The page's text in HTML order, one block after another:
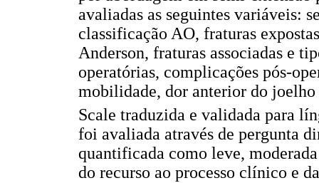
avaliadas as seguintes variáveis:
classificação AO, fraturas
Anderson, fraturas associadas e
operatórias, complicações pós-
mobilidade, dor anterior do
Scale traduzida e validada para
foi avaliada através de pergunta
quantificada como leve,
do recurso ao processo clínico e